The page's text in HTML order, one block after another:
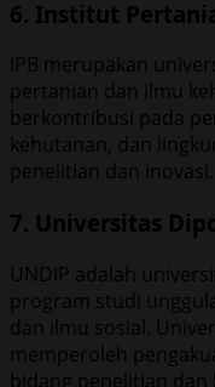
6. Institut
IPB merupakan
pertanian dan ilmu
berkontribusi pada
kehutanan, dan
penelitian dan inovasi.
7. Universitas
UNDIP adalah
program studi
dan ilmu sosial.
memperoleh
bidang penelitian